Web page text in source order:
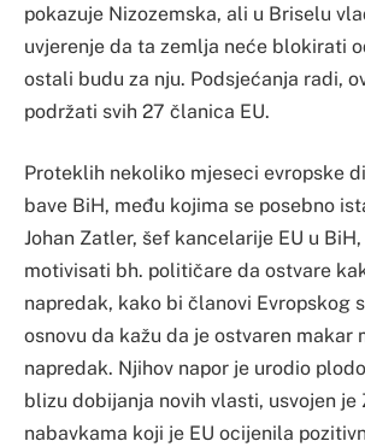
pokazuje Nizozemska, ali u Briselu
uvjerenje da ta zemlja neće blokirati
ostali budu za nju. Podsjećanja radi,
podržati svih 27 članica EU.
Proteklih nekoliko mjeseci evropske
bave BiH, među kojima se posebno
Johan Zatler, šef kancelarije EU u
motivisati bh. političare da ostvare
napredak, kako bi članovi Evropskog
osnovu da kažu da je ostvaren makar
napredak. Njihov napor je urodio
blizu dobijanja novih vlasti, usvojen je
nabavkama koji je EU ocijenila